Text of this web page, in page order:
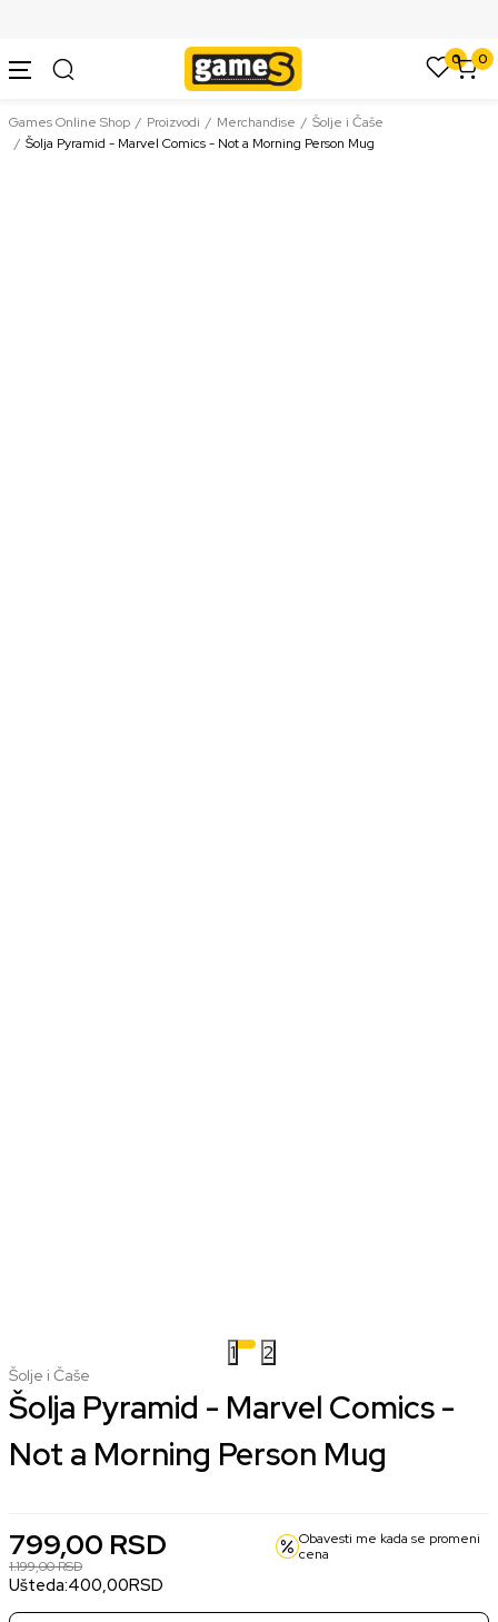
0 0
Games Online Shop Proizvodi Merchandise
Šolje i Čaše
Šolja Pyramid - Marvel Comics - Not a Morning Person Mug
1 2
Šolje i Čaše
Šolja Pyramid - Marvel Comics -
Not a Morning Person Mug
799,00 RSD
1.199,00RSD
Ušteda:400,00RSD
Obavesti me kada se promeni
cena